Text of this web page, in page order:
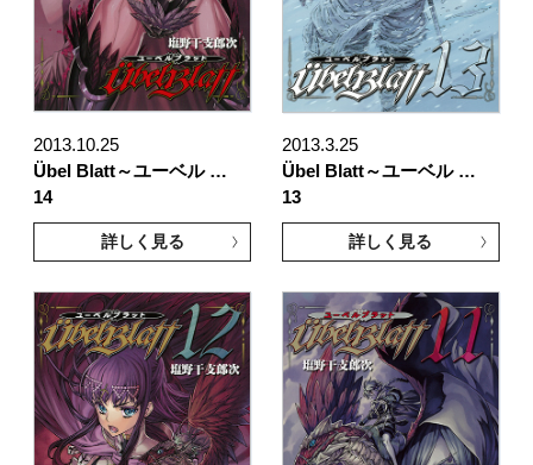
2013.10.25
Übel Blatt～ユーベル …
14
詳しく見る
2013.3.25
Übel Blatt～ユーベル …
13
詳しく見る